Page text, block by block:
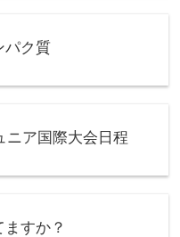
パク質
ニア国際大会日程
すか？